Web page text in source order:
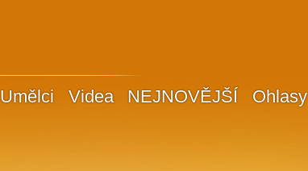
Umělci Videa NEJNOVĚJŠÍ Ohlasy